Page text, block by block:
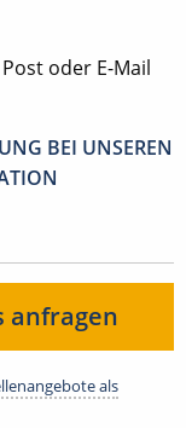
oder E-Mail
BEI UNSEREN
anfragen
als